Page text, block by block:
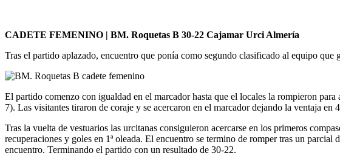
CADETE FEMENINO | BM. Roquetas B 30-22 Cajamar Urci Almería
Tras el partido aplazado, encuentro que ponía como segundo clasificado al equipo que
El partido comenzo con igualdad en el marcador hasta que el locales la rompieron
7). Las visitantes tiraron de coraje y se acercaron en el marcador dejando la ventaja en
Tras la vuelta de vestuarios las urcitanas consiguieron acercarse en los primeros
recuperaciones y goles en 1ª oleada. El encuentro se termino de romper tras un
encuentro. Terminando el partido con un resultado de 30-22.